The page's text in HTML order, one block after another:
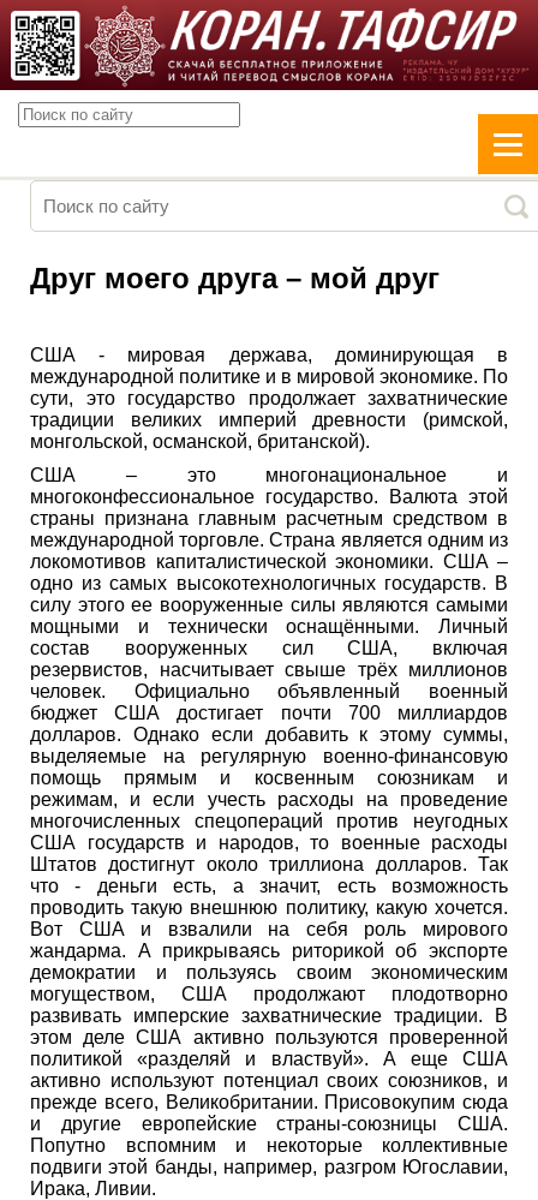
Друг моего друга – мой друг
США - мировая держава, доминирующая в
международной политике и в мировой экономике. По
сути, это государство продолжает захватнические
традиции великих империй древности (римской,
монгольской, османской, британской).
США – это многонациональное и
многоконфессиональное государство. Валюта этой
страны признана главным расчетным средством в
международной торговле. Страна является одним из
локомотивов капиталистической экономики. США –
одно из самых высокотехнологичных государств. В
силу этого ее вооруженные силы являются самыми
мощными и технически оснащёнными. Личный
состав вооруженных сил США, включая
резервистов, насчитывает свыше трёх миллионов
человек. Официально объявленный военный
бюджет США достигает почти 700 миллиардов
долларов. Однако если добавить к этому суммы,
выделяемые на регулярную военно-финансовую
помощь прямым и косвенным союзникам и
режимам, и если учесть расходы на проведение
многочисленных спецопераций против неугодных
США государств и народов, то военные расходы
Штатов достигнут около триллиона долларов. Так
что - деньги есть, а значит, есть возможность
проводить такую внешнюю политику, какую хочется.
Вот США и взвалили на себя роль мирового
жандарма. А прикрываясь риторикой об экспорте
демократии и пользуясь своим экономическим
могуществом, США продолжают плодотворно
развивать имперские захватнические традиции. В
этом деле США активно пользуются проверенной
политикой «разделяй и властвуй». А еще США
активно используют потенциал своих союзников, и
прежде всего, Великобритании. Присовокупим сюда
и другие европейские страны-союзницы США.
Попутно вспомним и некоторые коллективные
подвиги этой банды, например, разгром Югославии,
Ирака, Ливии.